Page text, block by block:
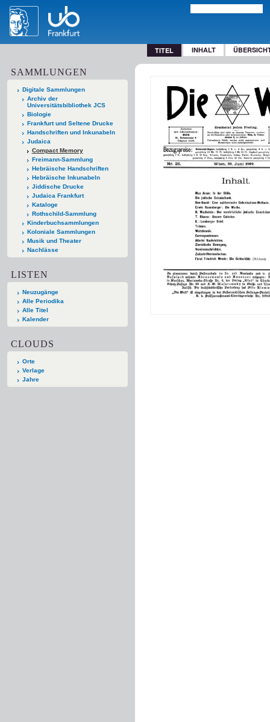
TITEL INHALT
SAMMLUNGEN
Digitale Sammlungen
Archiv der
Universitätsbibliothek JCS
Biologie
Frankfurt und Seltene Drucke
Handschriften und Inkunabeln
Judaica
Compact Memory
Freimann-Sammlung
Hebräische Handschriften
Hebräische Inkunabeln
Jiddische Drucke
Judaica Frankfurt
Kataloge
Rothschild-Sammlung
Kinderbuchsammlungen
Koloniale Sammlungen
Musik und Theater
Nachlässe
LISTEN
Neuzugänge
Alle Periodika
Alle Titel
Kalender
CLOUDS
Orte
Verlage
Jahre